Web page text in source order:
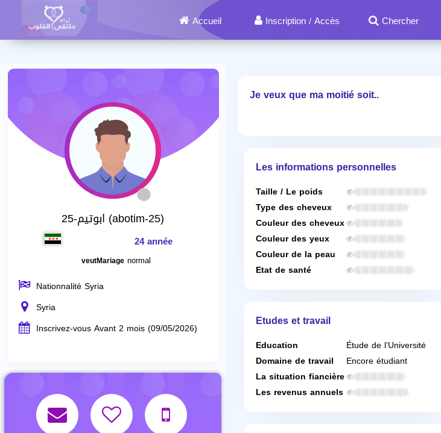
Accueil Inscription / Accès Chercher
ابوتيم-25 (abotim-25)
24 année
veutMariage normal
Nationnalité Syria
Syria
Inscrivez-vous Avant 2 mois (09/05/2026)
Je veux que ma moitié soit..
Les informations personnelles
Taille / Le poids
Type des cheveux
Couleur des cheveux
Couleur des yeux
Couleur de la peau
Etat de santé
Etudes et travail
Education
Étude de l’Université
Domaine de travail
Encore étudiant
La situation fiancière
Les revenus annuels